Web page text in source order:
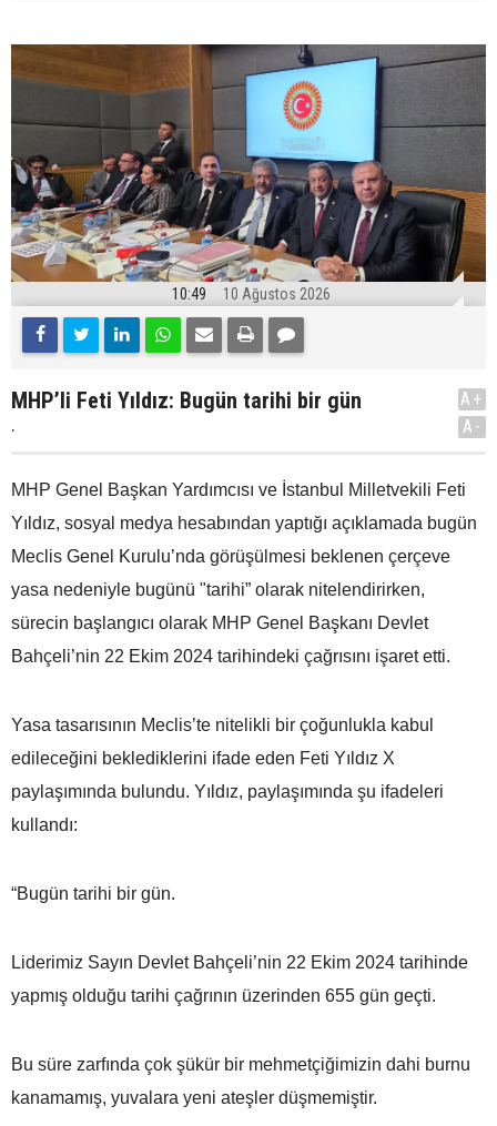
10:49 10 Ağustos 2026
MHP’li Feti Yıldız: Bugün tarihi bir gün
.
A+
A-
MHP Genel Başkan Yardımcısı ve İstanbul Milletvekili Feti
Yıldız, sosyal medya hesabından yaptığı açıklamada bugün
Meclis Genel Kurulu’nda görüşülmesi beklenen çerçeve
yasa nedeniyle bugünü "tarihi” olarak nitelendirirken,
sürecin başlangıcı olarak MHP Genel Başkanı Devlet
Bahçeli’nin 22 Ekim 2024 tarihindeki çağrısını işaret etti.
Yasa tasarısının Meclis’te nitelikli bir çoğunlukla kabul
edileceğini beklediklerini ifade eden Feti Yıldız X
paylaşımında bulundu. Yıldız, paylaşımında şu ifadeleri
kullandı:
“Bugün tarihi bir gün.
Liderimiz Sayın Devlet Bahçeli’nin 22 Ekim 2024 tarihinde
yapmış olduğu tarihi çağrının üzerinden 655 gün geçti.
Bu süre zarfında çok şükür bir mehmetçiğimizin dahi burnu
kanamamış, yuvalara yeni ateşler düşmemiştir.